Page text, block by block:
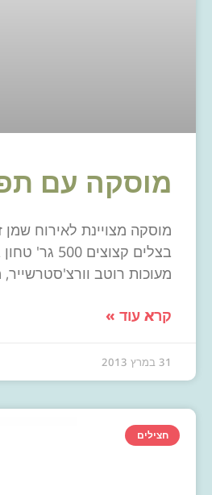
מוסקה עם
מעוכות רוטב
קרא עוד »
31 במרץ 2013
חצילים